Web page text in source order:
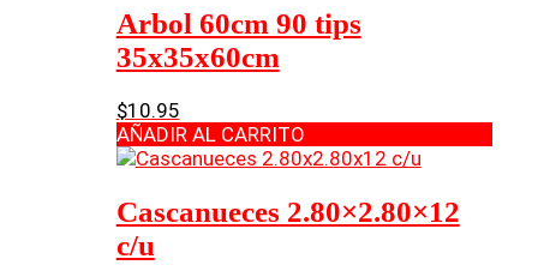
Arbol 60cm 90 tips
35x35x60cm
$10.95
AÑADIR AL CARRITO
Cascanueces 2.80×2.80×12
c/u